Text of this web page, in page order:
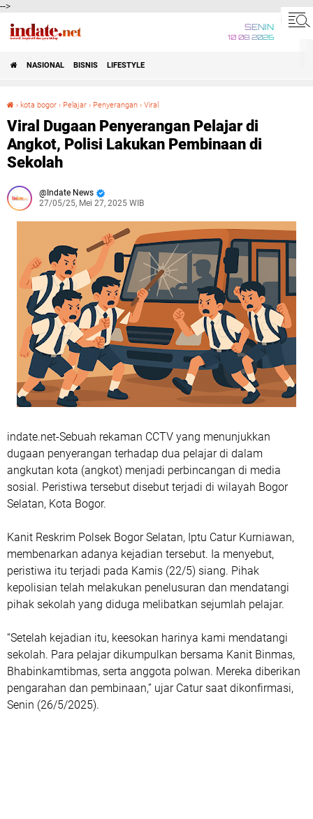
-->
SENIN
10 08 2026
NASIONAL BISNIS LIFESTYLE
› kota bogor › Pelajar › Penyerangan › Viral
Viral Dugaan Penyerangan Pelajar di
Angkot, Polisi Lakukan Pembinaan di
Sekolah
Indate News
27/05/25, Mei 27, 2025 WIB
indate.net-Sebuah rekaman CCTV yang menunjukkan
dugaan penyerangan terhadap dua pelajar di dalam
angkutan kota (angkot) menjadi perbincangan di media
sosial. Peristiwa tersebut disebut terjadi di wilayah Bogor
Selatan, Kota Bogor.
Kanit Reskrim Polsek Bogor Selatan, Iptu Catur Kurniawan,
membenarkan adanya kejadian tersebut. Ia menyebut,
peristiwa itu terjadi pada Kamis (22/5) siang. Pihak
kepolisian telah melakukan penelusuran dan mendatangi
pihak sekolah yang diduga melibatkan sejumlah pelajar.
“Setelah kejadian itu, keesokan harinya kami mendatangi
sekolah. Para pelajar dikumpulkan bersama Kanit Binmas,
Bhabinkamtibmas, serta anggota polwan. Mereka diberikan
pengarahan dan pembinaan,” ujar Catur saat dikonfirmasi,
Senin (26/5/2025).